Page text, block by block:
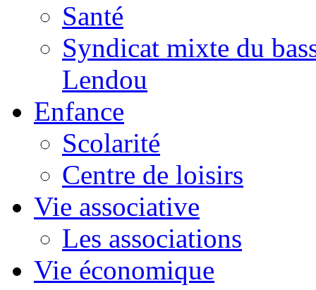
Santé
Syndicat mixte du
Lendou
Enfance
Scolarité
Centre de loisirs
Vie associative
Les associations
Vie économique